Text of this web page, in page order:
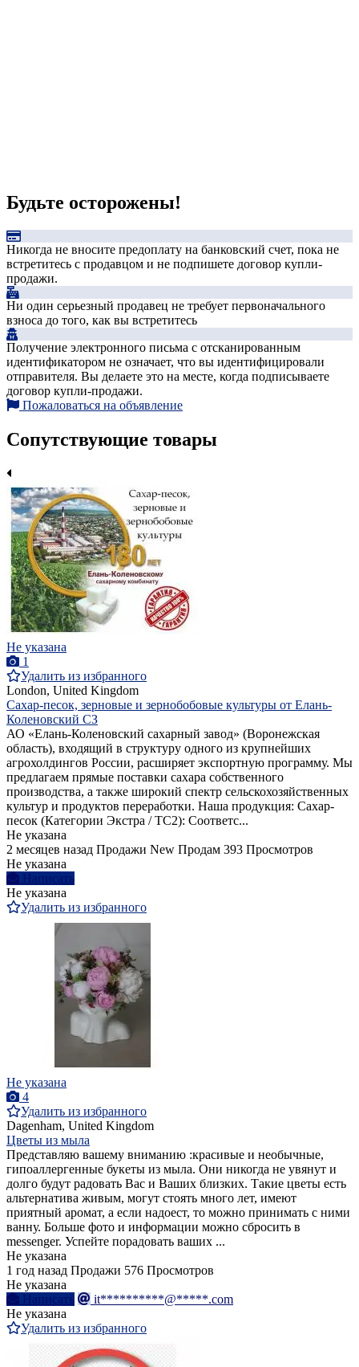
Будьте осторожены!
Никогда не вносите предоплату на банковский счет, пока не
встретитесь с продавцом и не подпишете договор купли-
продажи.
Ни один серьезный продавец не требует первоначального
взноса до того, как вы встретитесь
Получение электронного письма с отсканированным
идентификатором не означает, что вы идентифицировали
отправителя. Вы делаете это на месте, когда подписываете
договор купли-продажи.
Пожаловаться на объявление
Сопутствующие товары
Не указана
1
Удалить из избранного
London, United Kingdom
Сахар-песок, зерновые и зернобобовые культуры от Елань-
Коленовский СЗ
АО «Елань-Коленовский сахарный завод» (Воронежская
область), входящий в структуру одного из крупнейших
агрохолдингов России, расширяет экспортную программу. Мы
предлагаем прямые поставки сахара собственного
производства, а также широкий спектр сельскохозяйственных
культур и продуктов переработки. Наша продукция: Сахар-
песок (Категории Экстра / ТС2): Соответс...
Не указана
2 месяцев назад Продажи New Продам 393 Просмотров
Не указана
Написать
Не указана
Удалить из избранного
Не указана
4
Удалить из избранного
Dagenham, United Kingdom
Цветы из мыла
Представляю вашему вниманию :красивые и необычные,
гипоаллергенные букеты из мыла. Они никогда не увянут и
долго будут радовать Вас и Ваших близких. Такие цветы есть
альтернатива живым, могут стоять много лет, имеют
приятный аромат, а если надоест, то можно принимать с ними
ванну. Больше фото и информации можно сбросить в
messenger. Успейте порадовать ваших ...
Не указана
1 год назад Продажи 576 Просмотров
Не указана
Написать
it**********@*****.com
Не указана
Удалить из избранного